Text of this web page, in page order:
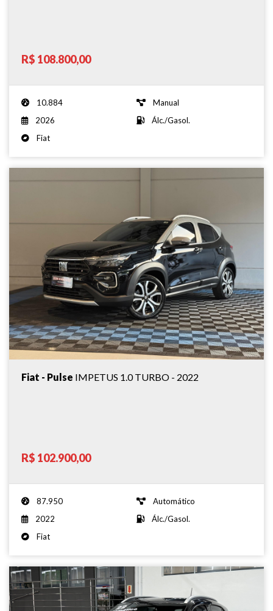
R$ 108.800,00
10.884
Manual
2026
Álc./Gasol.
Fiat
Fiat - Pulse IMPETUS 1.0 TURBO - 2022
R$ 102.900,00
87.950
Automático
2022
Álc./Gasol.
Fiat